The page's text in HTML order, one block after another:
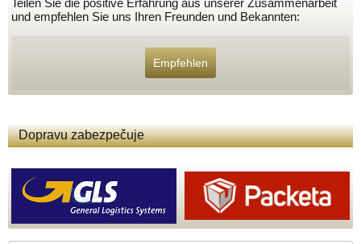
Dopravu zabezpečuje
Teilen Sie die positive Erfahrung aus unserer Zusammenarbeit
und empfehlen Sie uns Ihren Freunden und Bekannten:
Empfehlen